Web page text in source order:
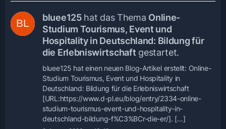
bluee125hat das Thema Online-
Studium Tourismus, Event und
Hospitality in Deutschland: Bildung für
die Erlebniswirtschaft gestartet.
bluee125 hat einen neuen Blog-Artikel erstellt: Online-
Studium Tourismus, Event und Hospitality in
Deutschland: Bildung für die Erlebniswirtschaft
[URL:https://www.d-pl.eu/blog/entry/2334-online-
studium-tourismus-event-und-hospitality-in-
deutschland-bildung-f%C3%BCr-die-er/]. […]